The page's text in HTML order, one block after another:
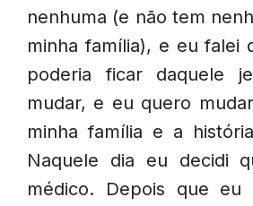
nenhuma (e não tem
minha família), e eu falei
poderia ficar daquele
mudar, e eu quero
minha família e a
Naquele dia eu decidi
médico. Depois que eu